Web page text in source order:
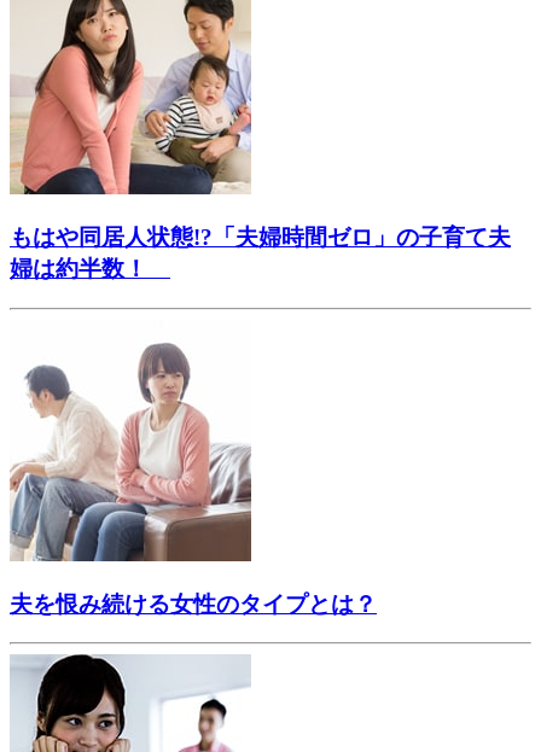
もはや同居人状態!?「夫婦時間ゼロ」の子育て夫
婦は約半数！
夫を恨み続ける女性のタイプとは？